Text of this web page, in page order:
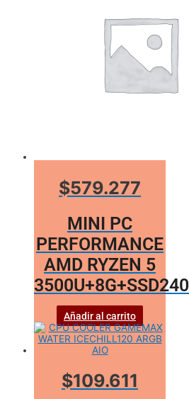
$579.277
MINI PC
PERFORMANCE
AMD RYZEN 5
3500U+8G+SSD240
Añadir al carrito
$109.611